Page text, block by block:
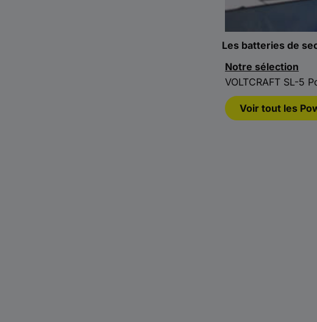
Les batteries de
Notre sélection
VOLTCRAFT SL-5
Voir tout les